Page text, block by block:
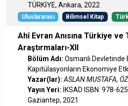
TÜRKİYE, Ankara, 2022
Uluslararası Bilimsel Kitap
Ahî Evran Anısına Türkiye ve
Araştırmaları-XII
Bölüm Adı: Osmanlı Devletinde
Kapitülasyonların Ekonomiye
Yazar(lar): ASLAN MUSTAFA,
Yayın Yeri: İKSAD ISBN: 978-
Gaziantep, 2021